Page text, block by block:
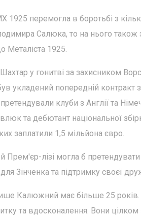
1925 перемогла в боротьбі з
Салюка, то на нього також
Металіста 1925.
у гонитві за захисником
укладений попередній контракт
клуби з Англії та
та дебютант національної
заплатили 1,5 мільйона євро.
Прем'єр-лізі могла б
Зінченка та підтримку своєї
Калюжний має більше 25
та вдосконалення. Вони цілком